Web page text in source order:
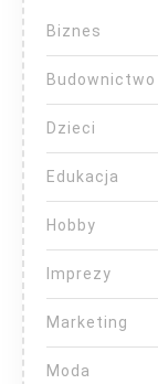
Biznes
Budownictwo
Dzieci
Edukacja
Hobby
Imprezy
Marketing
Moda